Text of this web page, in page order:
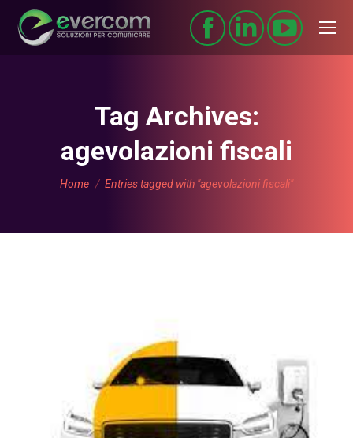
Tag Archives:
agevolazioni fiscali
You are here:
Home Entries tagged with "agevolazioni fiscali"